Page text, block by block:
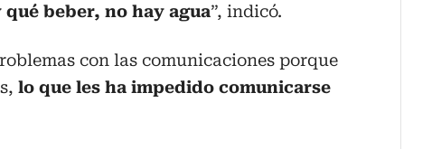
qué beber, no hay agua”, indicó.
con las comunicaciones porque
lo que les ha impedido comunicarse